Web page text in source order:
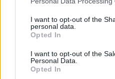
I want to opt-out of the
personal data.
Opted In
I want to opt-out of the
Personal Data.
Opted In
Sport
01 czerwca 2022, 23:55
Wygrali ten mecz
walczącego z
bliżej awansu na MŚ